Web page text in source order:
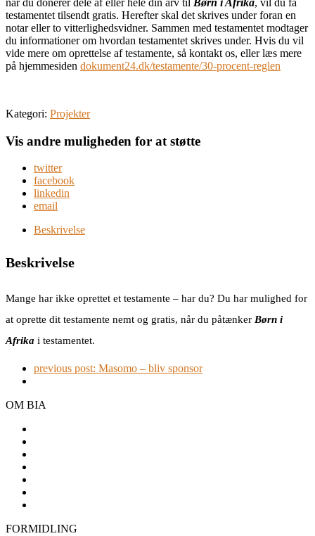
testamentet tilsendt gratis. Herefter skal det skrives under foran en
notar eller to vitterlighedsvidner. Sammen med testamentet modtager
du informationer om hvordan testamentet skrives under. Hvis du vil
vide mere om oprettelse af testamente, så kontakt os, eller læs mere
på hjemmesiden dokument24.dk/testamente/30-procent-reglen
Kategori: Projekter
Vis andre muligheden for at støtte
twitter
facebook
linkedin
email
Beskrivelse
Beskrivelse
Mange har ikke oprettet et testamente – har du? Du har mulighed for
at oprette dit testamente nemt og gratis, når du påtænker Børn i
Afrika i testamentet.
previous post: Masomo – bliv sponsor
OM BIA
FORMIDLING